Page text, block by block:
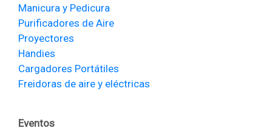
Manicura y Pedicura
Purificadores de Aire
Proyectores
Handies
Cargadores Portátiles
Freidoras de aire y eléctricas
Eventos